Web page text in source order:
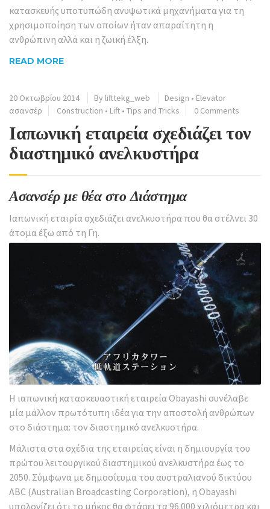
κατασκευής υποτυπώδη ανυψωτικά μηχανήματα για τη
χρησιμοποίηση των οποίων ήταν απαραίτητη η
ανθρώπινη αλλά και η ζωική έλξη.
READ MORE
20 Οκτωβρίου 2014 By lifttekg_web Design • Elevator
ασανσέρ
Construction • Lift • Tips and Tricks 0 Comments
Ιαπωνική εταιρεία σχεδιάζει τον
διαστημικό ανελκυστήρα
Ασανσέρ με θέα στο Διάστημα
Ιαπωνική εταιρία σχεδιάζει ανελκυστήρα που θα στέλνει 30
άτομα έξω από τη Γη.
Η ιαπωνική κατασκευαστική εταιρεία Obayashi συνέλαβε
μία μάλλον πρωτότυπη ιδέα για την αποστολή ανθρώπων
στο διάστημα: τον διαστημικό ανελκυστήρα.
Μάλιστα στα σχέδια της εταιρείας είναι η δημιουργία του
πρώτου λειτουργικού διαστημικού ανελκυστήρα έως το
2050. Σύμφωνα με δημοσίευμα του αυστραλιανού δικτύου
ABC (Australian Broadcasting Corporation), η Obayashi
υπολογίζει ότι το μήκος θα φτάσει τα 96.000 χιλιόμετρα και